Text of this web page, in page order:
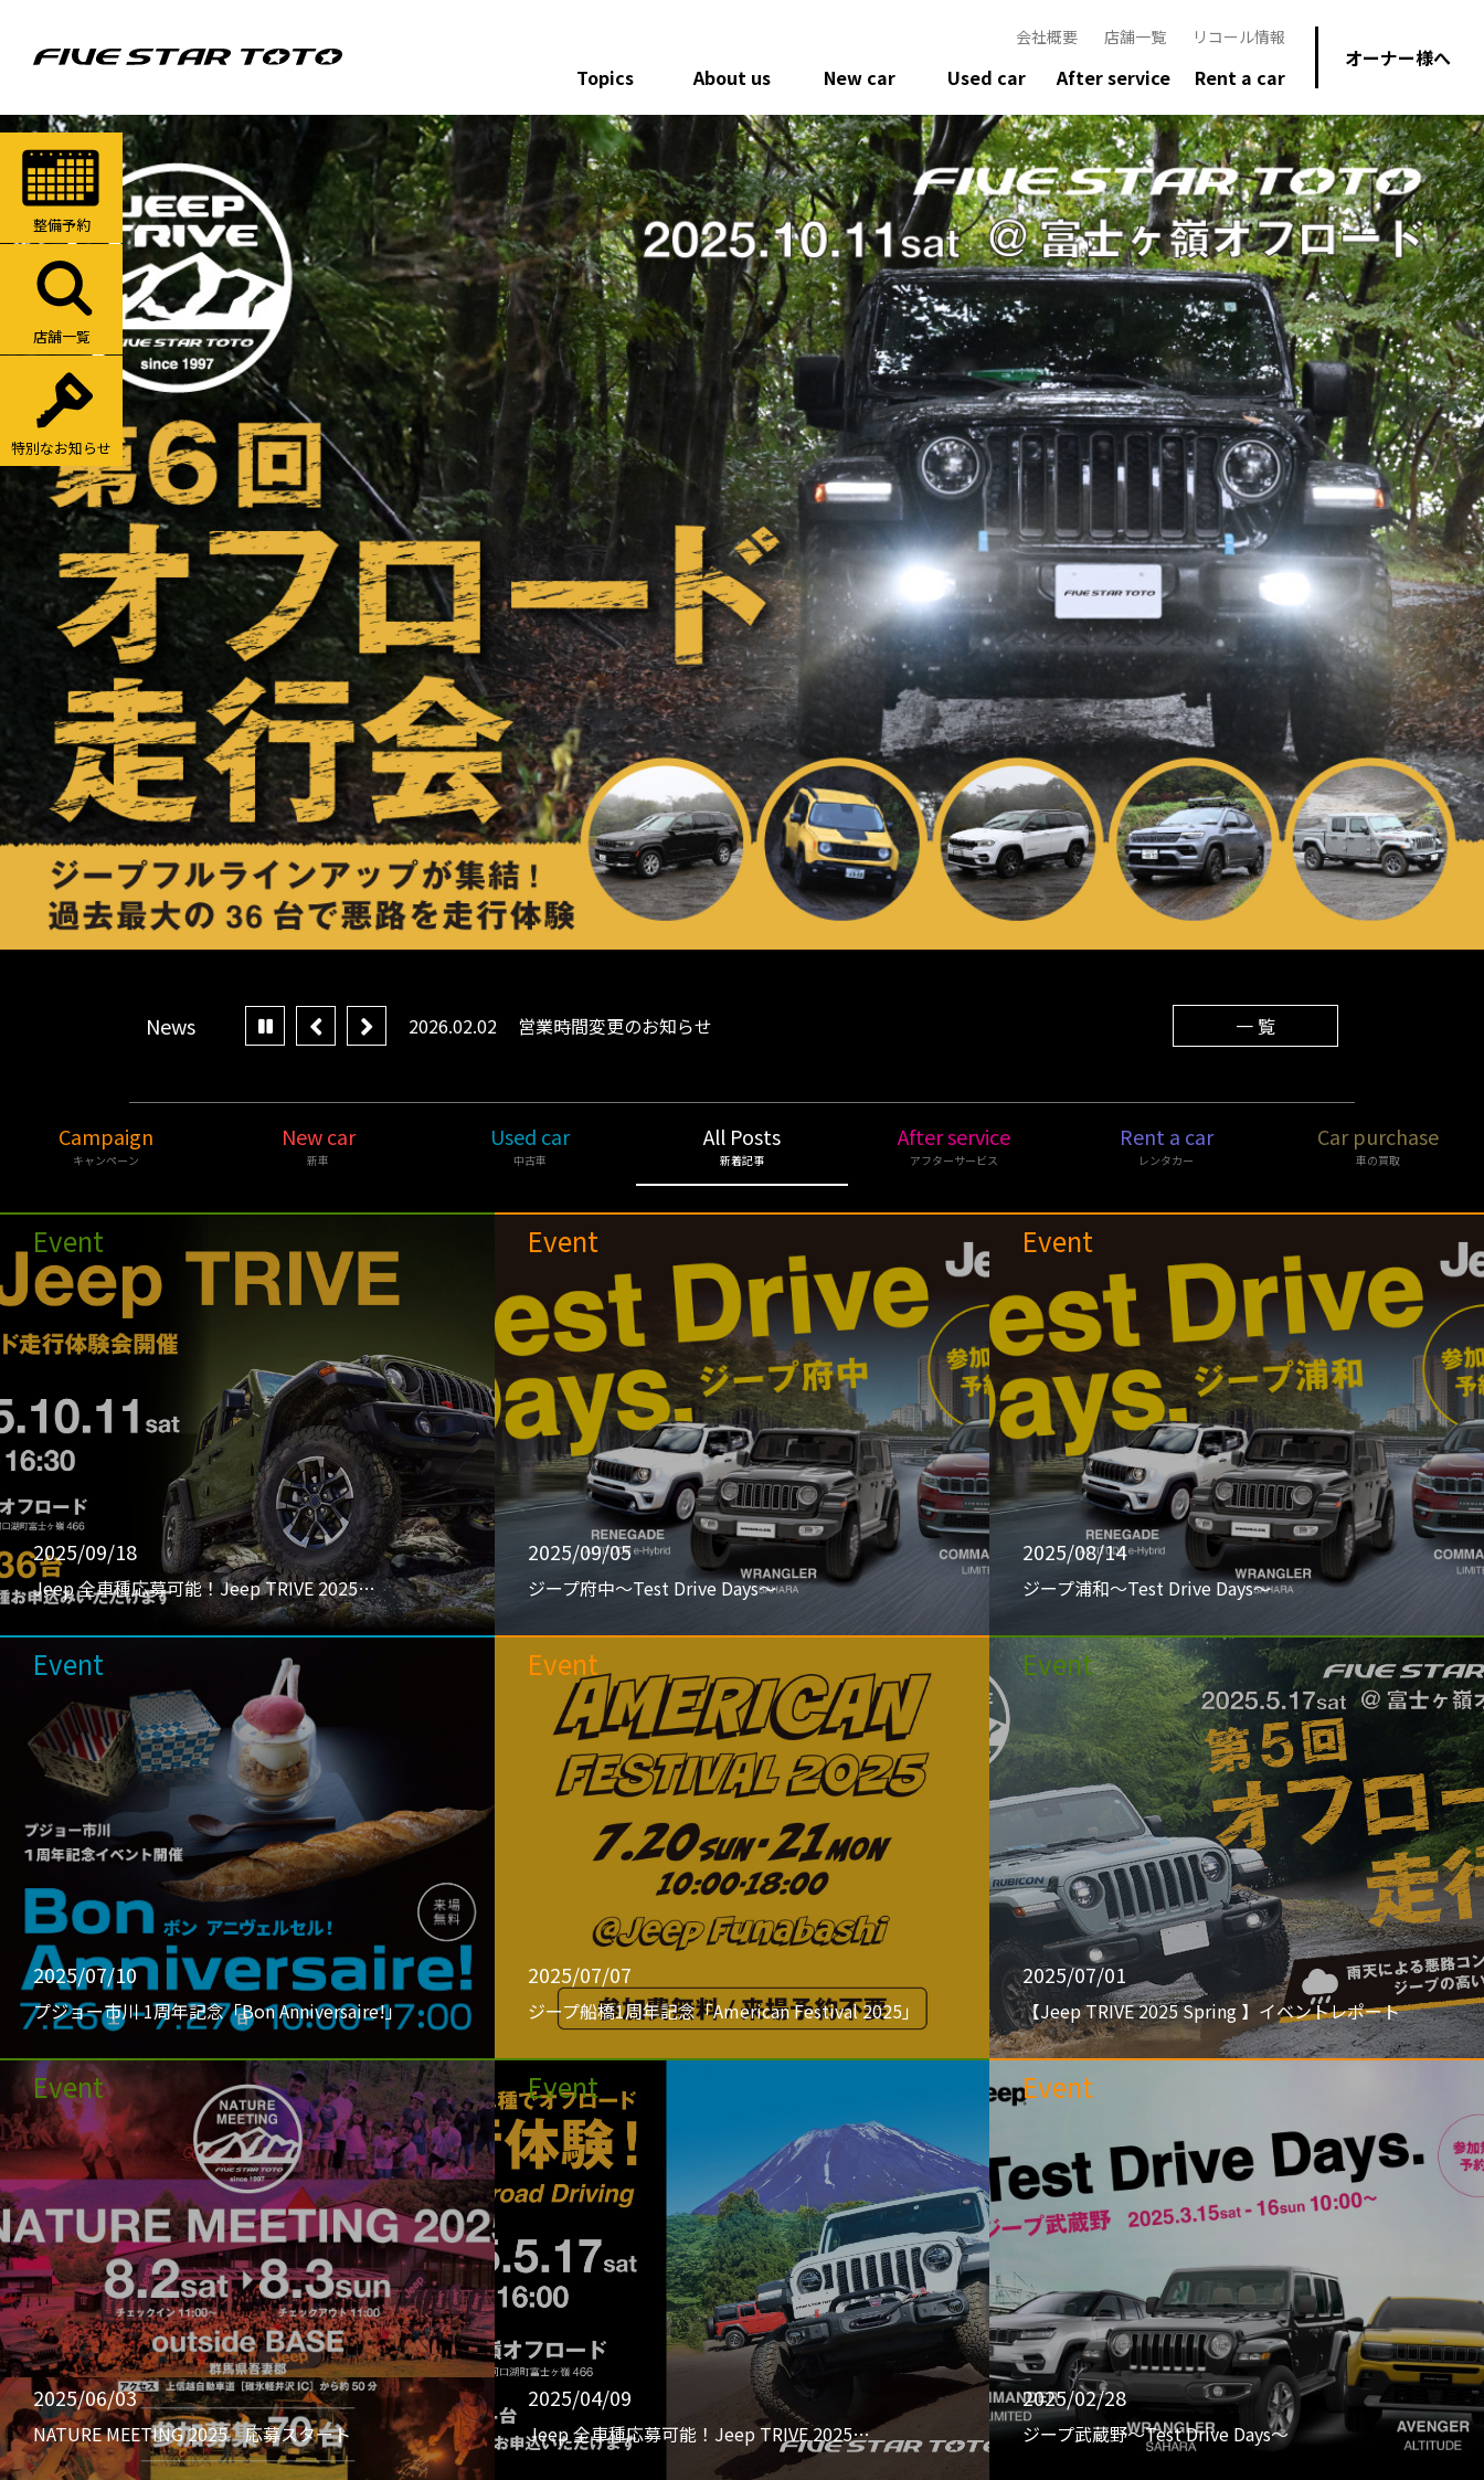
Topics About us New car Used car After service Rent a car
オーナー様へ
会社概要 店舗一覧 リコール情報
整備予約
店舗一覧
特別なお知らせ
News 2026.02.02 営業時間変更のお知らせ 2025.12.01 年末年始休業のご案内
一 覧
Campaign
キャンペーン
New car
新車
Used car
中古車
All Posts
新着記事
After service
アフターサービス
Rent a car
レンタカー
Car purchase
車の買取
Event
2025/09/18
Jeep 全車種応募可能！Jeep TRIVE 2025…
Event
2025/09/05
ジープ府中〜Test Drive Days〜
Event
2025/08/14
ジープ浦和〜Test Drive Days〜
Event
2025/07/10
プジョー市川 1周年記念「Bon Anniversaire!」
Event
2025/07/07
ジープ船橋1周年記念「American Festival 2025」
Event
2025/07/01
【Jeep TRIVE 2025 Spring 】イベントレポート
Event
2025/06/03
NATURE MEETING 2025 応募スタート
Event
2025/04/09
Jeep 全車種応募可能！Jeep TRIVE 2025…
Event
2025/02/28
ジープ武蔵野〜Test Drive Days〜